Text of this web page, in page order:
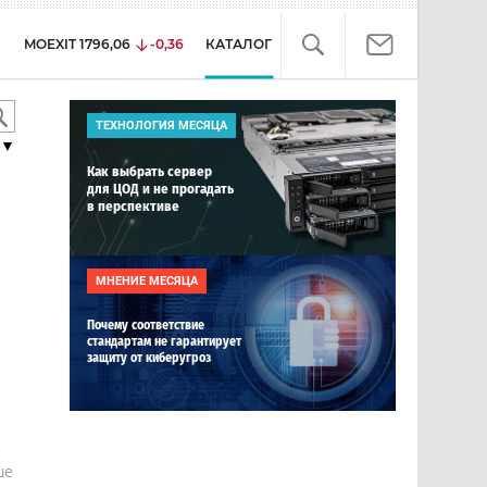
MOEXIT 1796,06 -0,36 КАТАЛОГ
▼
ТЕХНОЛОГИЯ МЕСЯЦА
Как выбрать сервер
для ЦОД и не прогадать
в перспективе
МНЕНИЕ МЕСЯЦА
Почему соответствие
стандартам не гарантирует
защиту от киберугроз